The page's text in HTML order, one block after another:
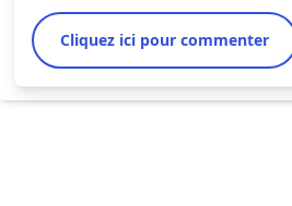
Cliquez ici pour commenter